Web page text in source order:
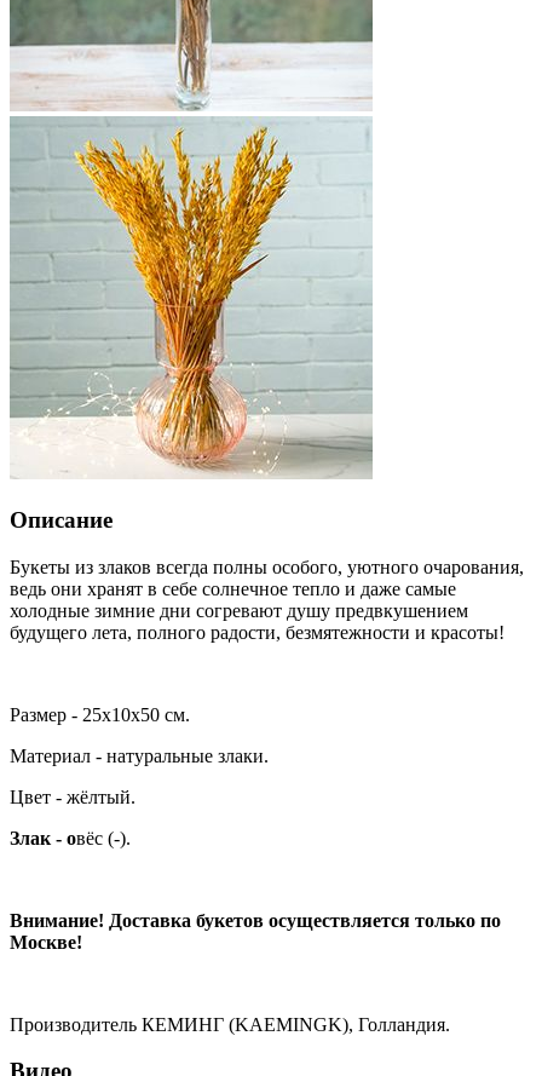
Описание
Букеты из злаков всегда полны особого, уютного очарования,
ведь они хранят в себе солнечное тепло и даже самые
холодные зимние дни согревают душу предвкушением
будущего лета, полного радости, безмятежности и красоты!
Размер - 25x10x50 см.
Материал - натуральные злаки.
Цвет - жёлтый.
Злак - овёс (-).
Внимание! Доставка букетов осуществляется только по
Москве!
Производитель КЕМИНГ (KAEMINGK), Голландия.